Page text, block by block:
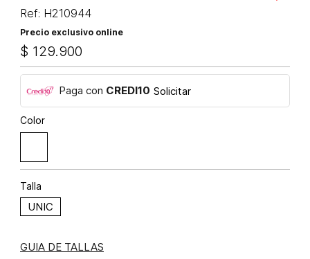
Ref: H210944
Precio exclusivo online
$ 129.900
Paga con CREDI10 Solicitar
Color
Talla
UNIC
GUIA DE TALLAS